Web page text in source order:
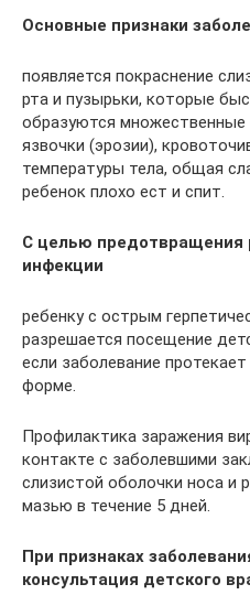
Основные признаки
появляется покраснение
рта и пузырьки, которые
образуются множественные
язвочки (эрозии),
температуры тела, общая
ребенок плохо ест и спит.
С целью предотвращения
инфекции
ребенку с острым
разрешается посещение
если заболевание
форме.
Профилактика заражения
контакте с заболевшими
слизистой оболочки носа и
мазью в течение 5 дней.
При признаках
консультация детского